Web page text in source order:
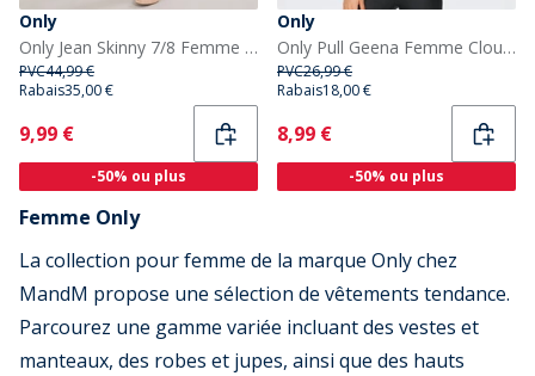
Only
Only Jean Skinny 7/8 Femme Kendell Denim Bleu Foncé
PVC44,99 €
Rabais35,00 €
Current
9,99 €
-50% ou plus
Only
Only Pull Geena Femme Cloud Dancer
PVC26,99 €
Rabais18,00 €
Current
8,99 €
-50% ou plus
Femme Only
La collection pour femme de la marque Only chez
MandM propose une sélection de vêtements tendance.
Parcourez une gamme variée incluant des vestes et
manteaux, des robes et jupes, ainsi que des hauts